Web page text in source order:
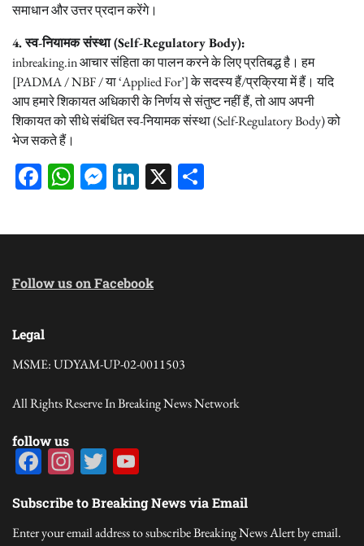
समाधान और उत्तर प्रदान करेंगे।
4. स्व-नियामक संस्था (Self-Regulatory Body):
inbreaking.in आचार संहिता का पालन करने के लिए प्रतिबद्ध है। हम
[PADMA / NBF / या ‘Applied For’] के सदस्य हैं/प्रक्रिया में हैं। यदि
आप हमारे शिकायत अधिकारी के निर्णय से संतुष्ट नहीं हैं, तो आप अपनी
शिकायत को सीधे संबंधित स्व-नियामक संस्था (Self-Regulatory Body) को
भेज सकते हैं।
Facebook
WhatsApp
Messenger
LinkedIn
X
Follow us on Facebook
Legal
MSME: UDYAM-UP-02-0011503
All Rights Reserve In Breaking News Network
follow us
Facebook
Instagram
Twitter
Subscribe to Breaking News via Email
Enter your email address to subscribe Breaking News Alert by email.